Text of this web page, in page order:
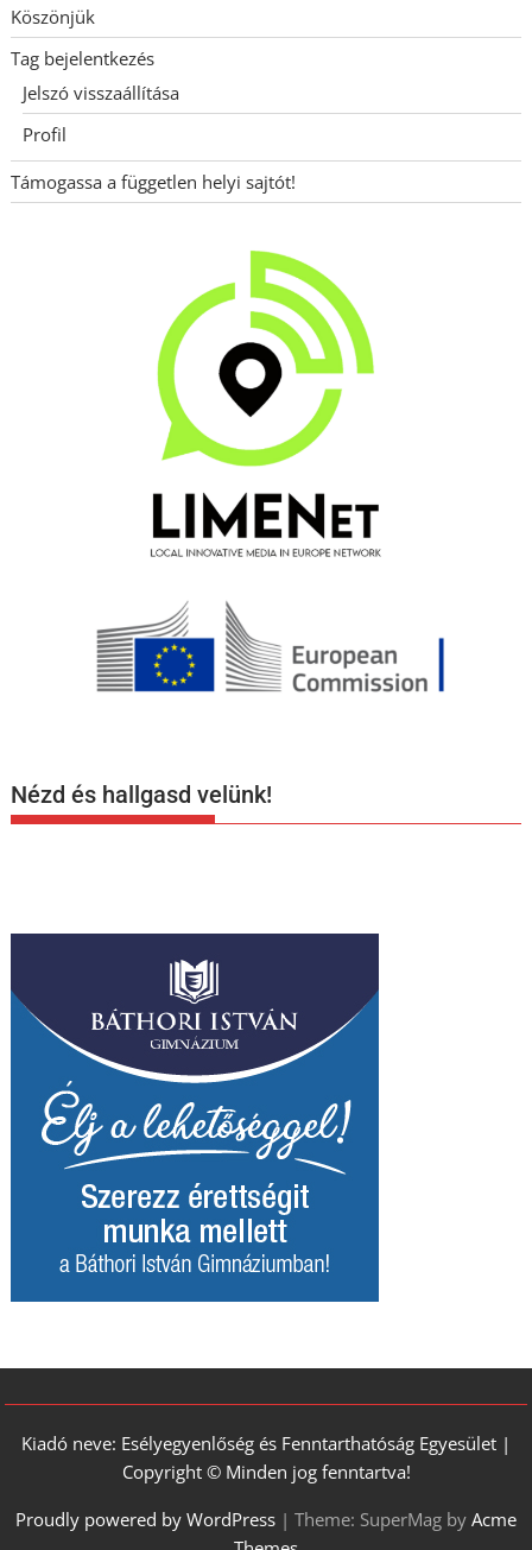
Köszönjük
Tag bejelentkezés
Jelszó visszaállítása
Profil
Támogassa a független helyi sajtót!
Nézd és hallgasd velünk!
Kiadó neve: Esélyegyenlőség és Fenntarthatóság Egyesület |
Copyright © Minden jog fenntartva!
Proudly powered by WordPress | Theme: SuperMag by Acme